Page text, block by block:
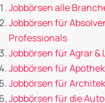
Jobbörsen alle
Jobbörsen für
Professionals
Jobbörsen für Agrar
Jobbörsen für
Jobbörsen für
Jobbörsen für die